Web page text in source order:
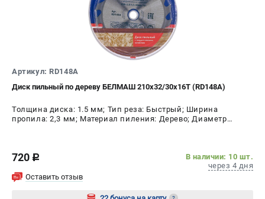
Артикул: RD148A
Диск пильный по дереву БЕЛМАШ 210x32/30x16T (RD148A)
Толщина диска: 1.5 мм; Тип реза: Быстрый; Ширина
пропила: 2,3 мм; Материал пиления: Дерево; Диаметр
720 c
В наличии: 10 шт.
через 4 дня
Оставить отзыв